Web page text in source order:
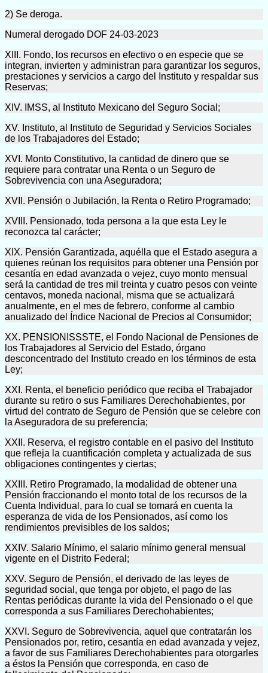
2) Se deroga.
Numeral derogado DOF 24-03-2023
XIII. Fondo, los recursos en efectivo o en especie que se
integran, invierten y administran para garantizar los seguros,
prestaciones y servicios a cargo del Instituto y respaldar sus
Reservas;
XIV. IMSS, al Instituto Mexicano del Seguro Social;
XV. Instituto, al Instituto de Seguridad y Servicios Sociales
de los Trabajadores del Estado;
XVI. Monto Constitutivo, la cantidad de dinero que se
requiere para contratar una Renta o un Seguro de
Sobrevivencia con una Aseguradora;
XVII. Pensión o Jubilación, la Renta o Retiro Programado;
XVIII. Pensionado, toda persona a la que esta Ley le
reconozca tal carácter;
XIX. Pensión Garantizada, aquélla que el Estado asegura a
quienes reúnan los requisitos para obtener una Pensión por
cesantía en edad avanzada o vejez, cuyo monto mensual
será la cantidad de tres mil treinta y cuatro pesos con veinte
centavos, moneda nacional, misma que se actualizará
anualmente, en el mes de febrero, conforme al cambio
anualizado del Índice Nacional de Precios al Consumidor;
XX. PENSIONISSSTE, el Fondo Nacional de Pensiones de
los Trabajadores al Servicio del Estado, órgano
desconcentrado del Instituto creado en los términos de esta
Ley;
XXI. Renta, el beneficio periódico que reciba el Trabajador
durante su retiro o sus Familiares Derechohabientes, por
virtud del contrato de Seguro de Pensión que se celebre con
la Aseguradora de su preferencia;
XXII. Reserva, el registro contable en el pasivo del Instituto
que refleja la cuantificación completa y actualizada de sus
obligaciones contingentes y ciertas;
XXIII. Retiro Programado, la modalidad de obtener una
Pensión fraccionando el monto total de los recursos de la
Cuenta Individual, para lo cual se tomará en cuenta la
esperanza de vida de los Pensionados, así como los
rendimientos previsibles de los saldos;
XXIV. Salario Mínimo, el salario mínimo general mensual
vigente en el Distrito Federal;
XXV. Seguro de Pensión, el derivado de las leyes de
seguridad social, que tenga por objeto, el pago de las
Rentas periódicas durante la vida del Pensionado o el que
corresponda a sus Familiares Derechohabientes;
XXVI. Seguro de Sobrevivencia, aquel que contratarán los
Pensionados por, retiro, cesantía en edad avanzada y vejez,
a favor de sus Familiares Derechohabientes para otorgarles
a éstos la Pensión que corresponda, en caso de